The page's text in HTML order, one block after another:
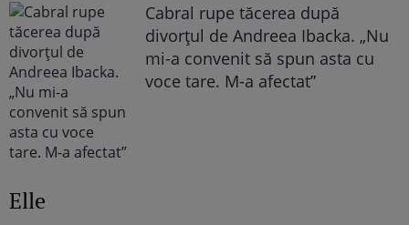
Cabral rupe tăcerea după
divorțul de Andreea Ibacka. „Nu
mi-a convenit să spun asta cu
voce tare. M-a afectat”
Elle